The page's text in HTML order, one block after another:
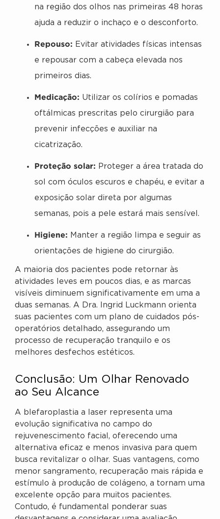
na região dos olhos nas primeiras 48 horas
ajuda a reduzir o inchaço e o desconforto.
Repouso: Evitar atividades físicas intensas
e repousar com a cabeça elevada nos
primeiros dias.
Medicação: Utilizar os colírios e pomadas
oftálmicas prescritas pelo cirurgião para
prevenir infecções e auxiliar na
cicatrização.
Proteção solar: Proteger a área tratada do
sol com óculos escuros e chapéu, e evitar a
exposição solar direta por algumas
semanas, pois a pele estará mais sensível.
Higiene: Manter a região limpa e seguir as
orientações de higiene do cirurgião.
A maioria dos pacientes pode retornar às
atividades leves em poucos dias, e as marcas
visíveis diminuem significativamente em uma a
duas semanas. A Dra. Ingrid Luckmann orienta
suas pacientes com um plano de cuidados pós-
operatórios detalhado, assegurando um
processo de recuperação tranquilo e os
melhores desfechos estéticos.
Conclusão: Um Olhar Renovado
ao Seu Alcance
A blefaroplastia a laser representa uma
evolução significativa no campo do
rejuvenescimento facial, oferecendo uma
alternativa eficaz e menos invasiva para quem
busca revitalizar o olhar. Suas vantagens, como
menor sangramento, recuperação mais rápida e
estímulo à produção de colágeno, a tornam uma
excelente opção para muitos pacientes.
Contudo, é fundamental ponderar suas